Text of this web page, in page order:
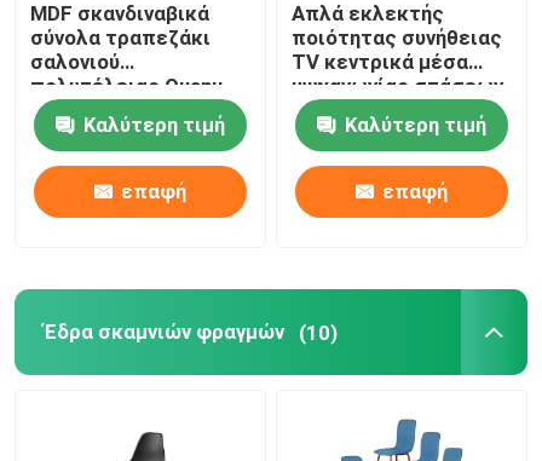
MDF σκανδιναβικά
σύνολα τραπεζάκι
σαλονιού
πολυτέλειας Quanu
γραφείου TV
συνήθειαςΚαλύτερη τιμή
επαφή
Απλά εκλεκτής
ποιότητας συνήθειας
TV κεντρικά μέσα
ψυχαγωγίας στάσεων
TV κονσολών
γραφείου ξύλινα
Καλύτερη τιμή
επαφή
Έδρα σκαμνιών φραγμών (10)